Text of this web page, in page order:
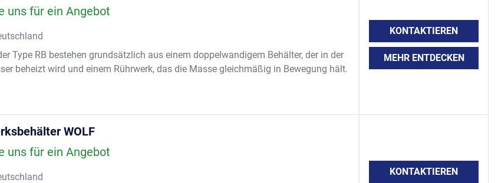
uns für ein Angebot
Type RB bestehen grundsätzlich aus einem doppelwandigem Behälter, der in der
beheizt wird und einem Rührwerk, das die Masse gleichmäßig in Bewegung hält.
KONTAKTIEREN
MEHR ENTDECKEN
WOLF
uns für ein Angebot
KONTAKTIEREN